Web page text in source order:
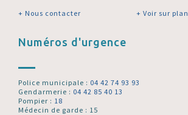
+ Nous contacter
+ Voir sur plan
Numéros d'urgence
Police municipale : 04 42 74 93 93
Gendarmerie : 04 42 85 40 13
Pompier : 18
Médecin de garde : 15